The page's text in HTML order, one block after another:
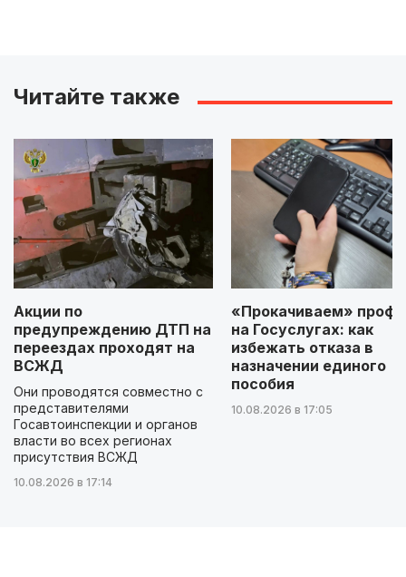
Читайте также
Акции по
предупреждению ДТП на
переездах проходят на
ВСЖД
Они проводятся совместно с
представителями
Госавтоинспекции и органов
власти во всех регионах
присутствия ВСЖД
10.08.2026 в 17:14
«Прокачиваем»
на Госуслугах: как
избежать отказа в
назначении единого
пособия
10.08.2026 в 17:05